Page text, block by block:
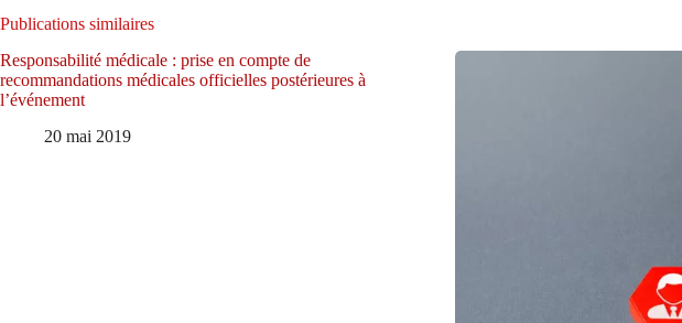
Publications similaires
Responsabilité médicale : prise en compte de
recommandations médicales officielles postérieures à
l’événement
20 mai 2019